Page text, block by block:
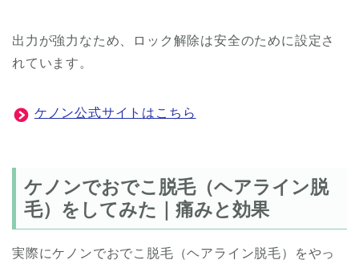
出力が強力なため、ロック解除は安全のために設定さ
れています。
ケノン公式サイトはこちら
ケノンでおでこ脱毛（ヘアライン脱
毛）をしてみた｜痛みと効果
実際にケノンでおでこ脱毛（ヘアライン脱毛）をやっ